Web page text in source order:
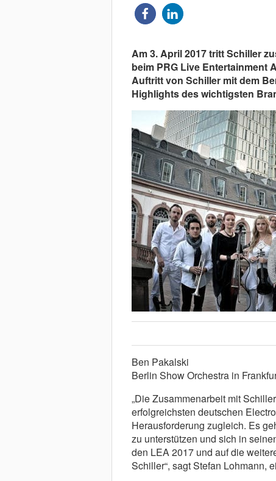
Am 3. April 2017 tritt Schiller
beim PRG Live Entertainment
Auftritt von Schiller mit dem
Highlights des wichtigsten
Ben Pakalski
Berlin Show Orchestra in
„Die Zusammenarbeit mit
erfolgreichsten deutschen
Herausforderung zugleich. Es
zu unterstützen und sich in
den LEA 2017 und auf die
Schiller“, sagt Stefan Lohmann,